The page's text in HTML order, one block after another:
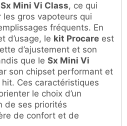
Sx Mini Vi Class, ce qui
gros vapoteurs qui
fréquents. En
d’usage, le kit Procare est
d’ajustement et son
que le Sx Mini Vi
son chipset performant et
Ces caractéristiques
le choix d’un
de ses priorités
de confort et de